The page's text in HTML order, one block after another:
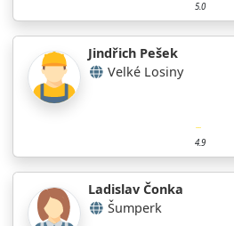
5.0
Jindřich Pešek
Velké Losiny
4.9
Ladislav Čonka
Šumperk